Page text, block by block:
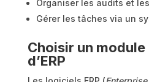
Organiser les audits et
Gérer les tâches via un
Choisir un
d’ERP